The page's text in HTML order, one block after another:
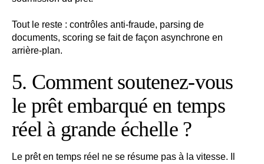
Tout le reste : contrôles anti-fraude, parsing de
documents, scoring se fait de façon asynchrone en
arrière-plan.
5. Comment soutenez-vous
le prêt embarqué en temps
réel à grande échelle ?
Le prêt en temps réel ne se résume pas à la vitesse. Il